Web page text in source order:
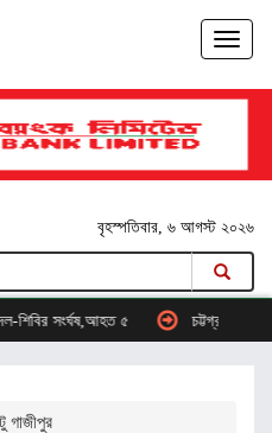
বৃহস্পতিবার, ৬ আগস্ট ২০২৬
৫ চট্টগ্রাম বন্দরের দ্রুত
গাজীপুর